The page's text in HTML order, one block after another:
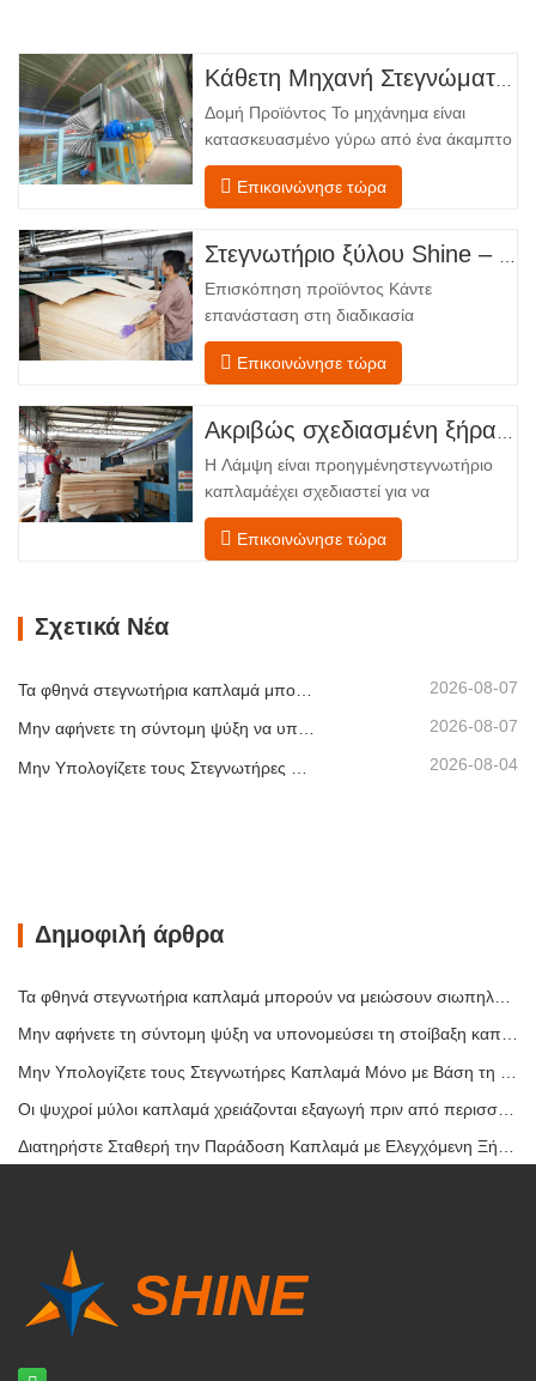
Δομή Προϊόντος Το μηχάνημα είναι
κατασκευασμένο γύρω από ένα άκαμπτο
χαλύβδινο πλαίσιο που υποστηρίζει
τέσσερις ενσωματωμένες λειτουργικές
από την τροφοδοσία έως την
εκφόρτωση. Τμήμα Τροφοδοσίας –
Εξοπλισμένο με έναν μεταφορέα
τροφοδοσίας και έναν μηχανισμό…
Επικοινώνησε τώρα
Επισκόπηση προϊόντος Κάντε
επανάσταση στη διαδικασία
στεγνώματος του καπλαμά σας με την
προηγμένη τεχνολογία Shenghuai Ο
καπλαμά αντιπροσωπεύει μια σημαντική
ανακάλυψη καπλαμάς ξύλουτεχνολογία
επεξεργασίας. Σχεδιασμένο για
κατασκευαστές κόντρα πλακέ,
εργοστάσια καπλαμά…
Επικοινώνησε τώρα
Η Λάμψη είναι προηγμένηστεγνωτήριο
καπλαμάέχει σχεδιαστεί για να
αντιμετωπίζει τις πιο συνηθισμένες
προκλήσεις σεστέγνωμα καπλαμά:
επιστήμη…
Επικοινώνησε τώρα
Σχετικά Νέα
2026-08-07
Μην αφήνετε τη σύντομη ψύξη να υπονομεύσει τη στοίβαξη καπλαμά 2026-08-07
2026-08-04
Δημοφιλή άρθρα
Μην αφήνετε τη σύντομη ψύξη να υπονομεύσει τη στοίβαξη καπλαμά
Διατηρήστε Σταθερή την Παράδοση Καπλαμά με Ελεγχόμενη Ξήρανση με Θερμό Αέρα